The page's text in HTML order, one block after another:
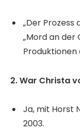
„Der Prozess
„Mord an der
Produktionen
2. War Christa
Ja, mit Horst
2003.